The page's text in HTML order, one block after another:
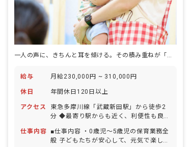
一人の声に、きちんと耳を傾ける。その積み重ねが「生きる力」になると信じている保育がある。
給与 月給230,000円 ~ 310,000円
休日 年間休日120日以上
アクセス
東急多摩川線「武蔵新田駅」から徒歩2
分 ◆最寄り駅からも近く、利便性も良い
仕事内容
■仕事内容 ・0歳児～5歳児の保育業務全
般 子どもたちが安心して、元気で楽しく